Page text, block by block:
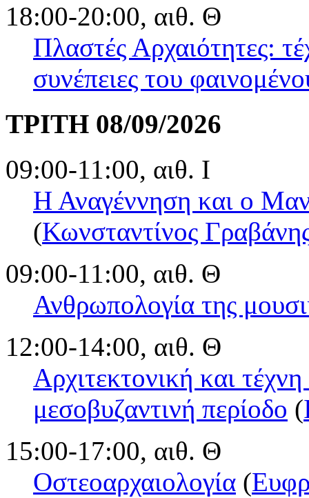
18:00-20:00, αιθ. Θ
Πλαστές Αρχαιότητες:
συνέπειες του
ΤΡΙΤΗ 08/09/2026
09:00-11:00, αιθ. Ι
Η Αναγέννηση και ο
(Κωνσταντίνος
09:00-11:00, αιθ. Θ
Ανθρωπολογία της
12:00-14:00, αιθ. Θ
Αρχιτεκτονική και
μεσοβυζαντινή περίοδο (
15:00-17:00, αιθ. Θ
Οστεοαρχαιολογία (